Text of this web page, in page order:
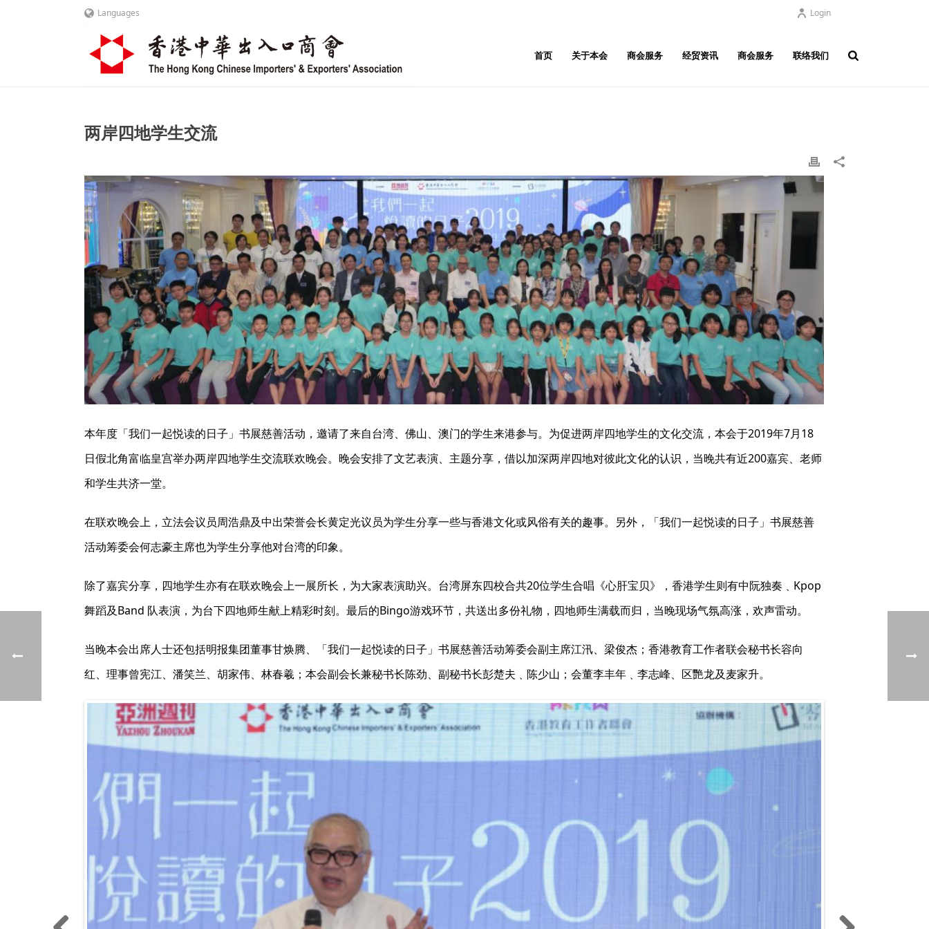
Languages Login
首页 关于本会 商会服务 经贸资讯 商会服务 联络我们
两岸四地学生交流
本年度「我们一起悦读的日子」书展慈善活动，邀请了来自台湾、佛山、澳门的学生来港参与。为促进两岸四地学生的文化交流，本会于2019年7月18
日假北角富临皇宫举办两岸四地学生交流联欢晚会。晚会安排了文艺表演、主题分享，借以加深两岸四地对彼此文化的认识，当晚共有近200嘉宾、老师
和学生共济一堂。
在联欢晚会上，立法会议员周浩鼎及中出荣誉会长黄定光议员为学生分享一些与香港文化或风俗有关的趣事。另外，「我们一起悦读的日子」书展慈善
活动筹委会何志豪主席也为学生分享他对台湾的印象。
除了嘉宾分享，四地学生亦有在联欢晚会上一展所长，为大家表演助兴。台湾屏东四校合共20位学生合唱《心肝宝贝》，香港学生则有中阮独奏﹑Kpop
舞蹈及Band 队表演，为台下四地师生献上精彩时刻。最后的Bingo游戏环节，共送出多份礼物，四地师生满载而归，当晚现场气氛高涨，欢声雷动。
当晚本会出席人士还包括明报集团董事甘焕腾、「我们一起悦读的日子」书展慈善活动筹委会副主席江汛、梁俊杰；香港教育工作者联会秘书长容向
红、理事曾宪江、潘笑兰、胡家伟、林春羲；本会副会长兼秘书长陈劲、副秘书长彭楚夫﹑陈少山；会董李丰年﹑李志峰、区艷龙及麦家升。